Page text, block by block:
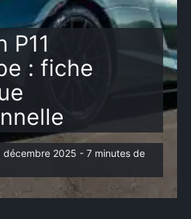
P11
: fiche
décembre 2025 - 7 minutes de